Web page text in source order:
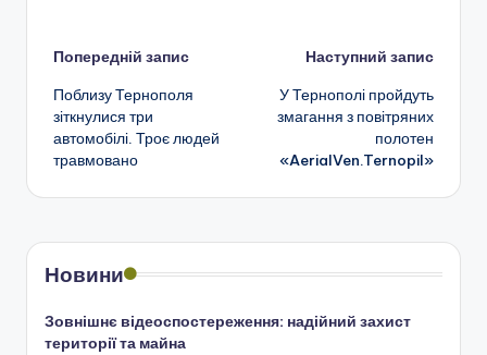
Навігація
по
запису
Попередній запис
Поблизу Тернополя
зіткнулися три
автомобілі. Троє людей
травмовано
Наступний запис
У Тернополі пройдуть
змагання з повітряних
полотен
«AerialVen.Ternopil»
Новини
Зовнішнє відеоспостереження: надійний захист
території та майна